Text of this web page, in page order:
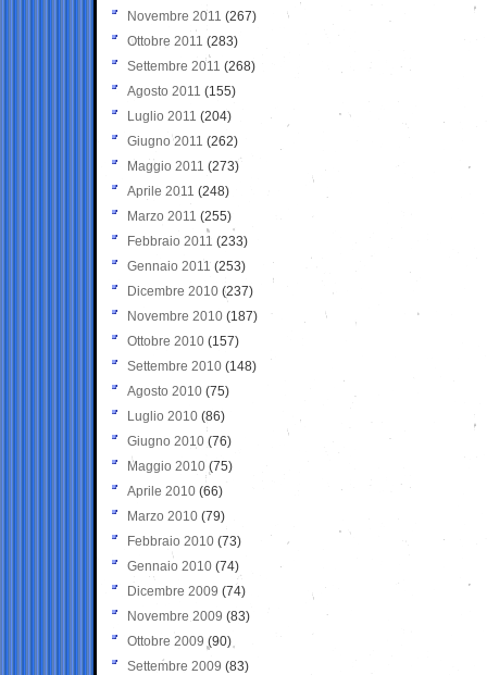
Novembre 2011 (267)
Ottobre 2011 (283)
Settembre 2011 (268)
Agosto 2011 (155)
Luglio 2011 (204)
Giugno 2011 (262)
Maggio 2011 (273)
Aprile 2011 (248)
Marzo 2011 (255)
Febbraio 2011 (233)
Gennaio 2011 (253)
Dicembre 2010 (237)
Novembre 2010 (187)
Ottobre 2010 (157)
Settembre 2010 (148)
Agosto 2010 (75)
Luglio 2010 (86)
Giugno 2010 (76)
Maggio 2010 (75)
Aprile 2010 (66)
Marzo 2010 (79)
Febbraio 2010 (73)
Gennaio 2010 (74)
Dicembre 2009 (74)
Novembre 2009 (83)
Ottobre 2009 (90)
Settembre 2009 (83)